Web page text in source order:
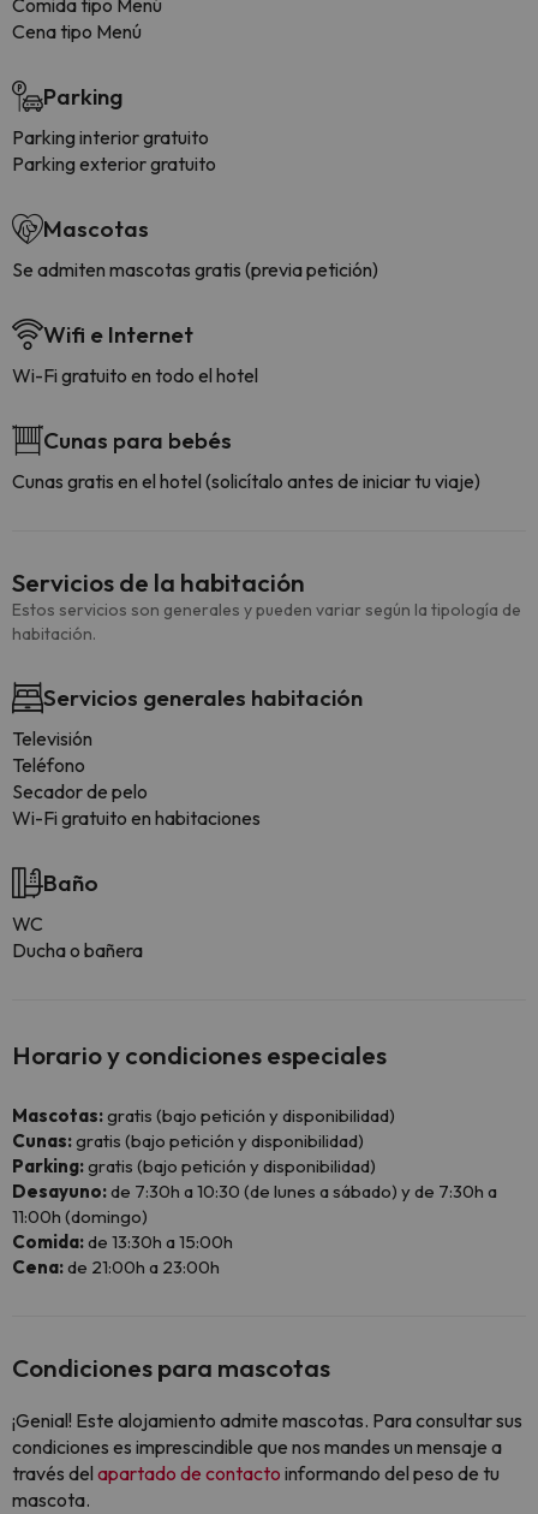
Comida tipo Menú
Cena tipo Menú
Parking
Parking interior gratuito
Parking exterior gratuito
Mascotas
Se admiten mascotas gratis (previa petición)
Wifi e Internet
Wi-Fi gratuito en todo el hotel
Cunas para bebés
Cunas gratis en el hotel (solicítalo antes de iniciar tu viaje)
Servicios de la habitación
Estos servicios son generales y pueden variar según la tipología de
habitación.
Servicios generales habitación
Televisión
Teléfono
Secador de pelo
Wi-Fi gratuito en habitaciones
Baño
WC
Ducha o bañera
Horario y condiciones especiales
Mascotas:gratis (bajo petición y disponibilidad)
Cunas:gratis (bajo petición y disponibilidad)
Parking:gratis (bajo petición y disponibilidad)
Desayuno:de 7:30h a 10:30 (de lunes a sábado) y de 7:30h a
11:00h (domingo)
Comida:de 13:30h a 15:00h
Cena:de 21:00h a 23:00h
Condiciones para mascotas
¡Genial! Este alojamiento admite mascotas. Para consultar sus
condiciones es imprescindible que nos mandes un mensaje a
través del apartado de contacto informando del peso de tu
mascota.